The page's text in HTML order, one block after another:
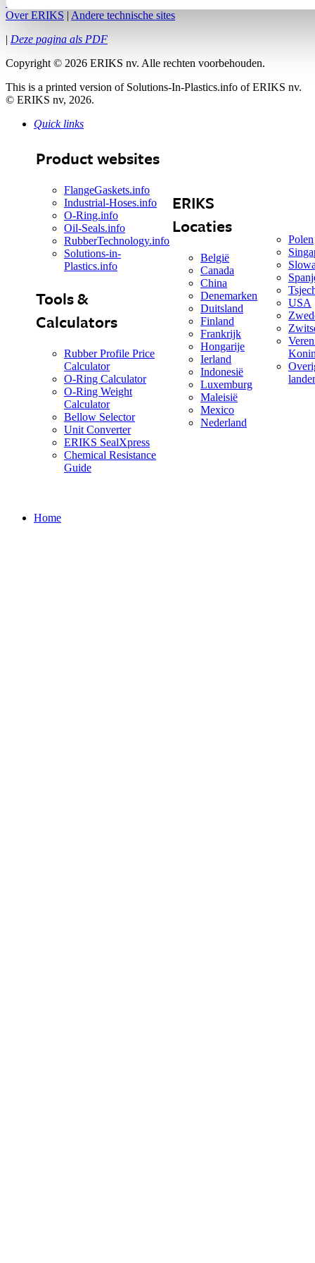
Over ERIKS | Andere technische sites
| Deze pagina als PDF
Copyright © 2026 ERIKS nv. Alle rechten voorbehouden.
This is a printed version of Solutions-In-Plastics.info of ERIKS nv.
© ERIKS nv, 2026.
Quick links
Product websites
FlangeGaskets.info
Industrial-Hoses.info
O-Ring.info
Oil-Seals.info
RubberTechnology.info
Solutions-in-
Plastics.info
Tools &
Calculators
Rubber Profile Price
Calculator
O-Ring Calculator
O-Ring Weight
Calculator
Bellow Selector
Unit Converter
ERIKS SealXpress
Chemical Resistance
Guide
ERIKS
Locaties
België
Canada
China
Denemarken
Duitsland
Finland
Frankrijk
Hongarije
Ierland
Indonesië
Luxemburg
Maleisië
Mexico
Nederland
Polen
USA
Home